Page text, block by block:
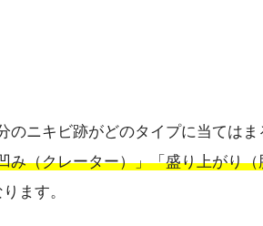
ニキビ跡がどのタイプに当てはま
み（クレーター）」「盛り上がり
ます。